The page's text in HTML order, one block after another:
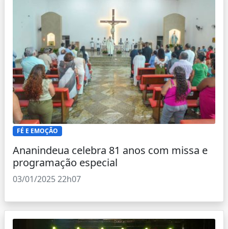
FÉ E EMOÇÃO
Ananindeua celebra 81 anos com missa e
programação especial
03/01/2025 22h07